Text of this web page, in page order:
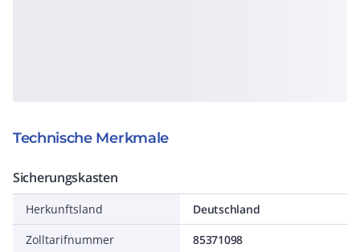
Technische Merkmale
Sicherungskasten
Herkunftsland
Deutschland
Zolltarifnummer
85371098